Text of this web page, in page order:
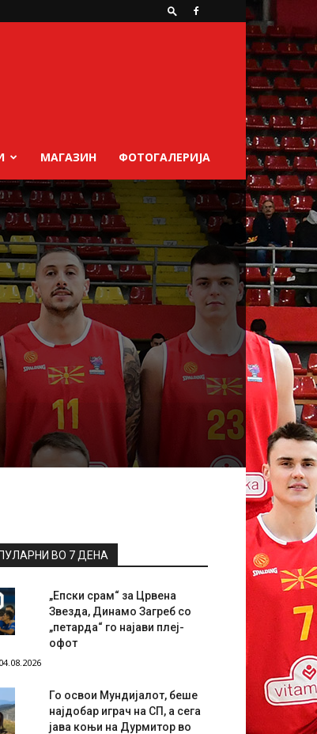
МАГАЗИН ФОТОГАЛЕРИЈА
ВО 7 ДЕНА
„Епски срам“ за Црвена
Звезда, Динамо Загреб со
„петарда“ го најави плеј-
офот
Го освои Мундијалот, беше
најдобар играч на СП, а сега
јава коњи на Дурмитор во